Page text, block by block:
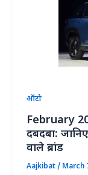
ऑटो
February
दबदबा:
वाले ब्रांड
Aajkibat/ March